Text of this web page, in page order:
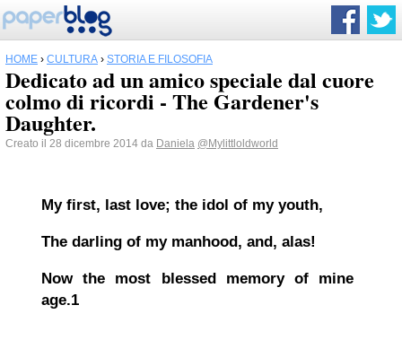
HOME › CULTURA › STORIA E FILOSOFIA
Dedicato ad un amico speciale dal cuore
colmo di ricordi - The Gardener's
Daughter.
Creato il 28 dicembre 2014 da Daniela @Mylittloldworld
My first, last love; the idol of my youth,
The darling of my manhood, and, alas!
Now the most blessed memory of mine
age.1